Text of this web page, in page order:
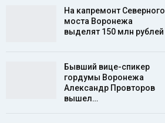
На капремонт Северного
моста Воронежа
выделят 150 млн рублей
Бывший вице-спикер
гордумы Воронежа
Александр Провторов
вышел…